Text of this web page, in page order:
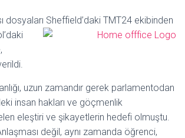
dosyaları Sheffield’daki TMT24 ekibinden
uzun zamandır gerek parlamentodan
insan hakları ve göçmenlik
eleştiri ve şikayetlerin hedefi olmuştu.
değil, aynı zamanda öğrenci,